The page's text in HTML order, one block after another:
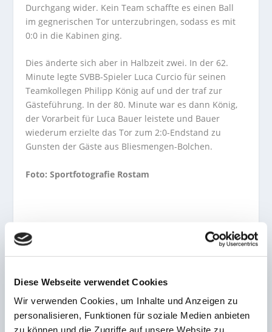
Diese Webseite verwendet Cookies
Wir verwenden Cookies, um Inhalte und Anzeigen zu
personalisieren, Funktionen für soziale Medien anbieten
zu können und die Zugriffe auf unsere Website zu
Durchgang wider. Kein Team schaffte es einen Ball
im gegnerischen Tor unterzubringen, sodass es mit
0:0 in die Kabinen ging.
Dies änderte sich aber in Halbzeit zwei. In der 62.
Minute legte SVBB-Spieler Luca Curcio für seinen
Teamkollegen Philipp König auf und der traf zur
Gästeführung. In der 80. Minute war es dann König,
der Vorarbeit für Luca Bauer leistete und Bauer
wiederum erzielte das Tor zum 2:0-Endstand zu
Gunsten der Gäste aus Bliesmengen-Bolchen.
Foto: Sportfotografie Rostam
VORHERIGE NÄCHSTE